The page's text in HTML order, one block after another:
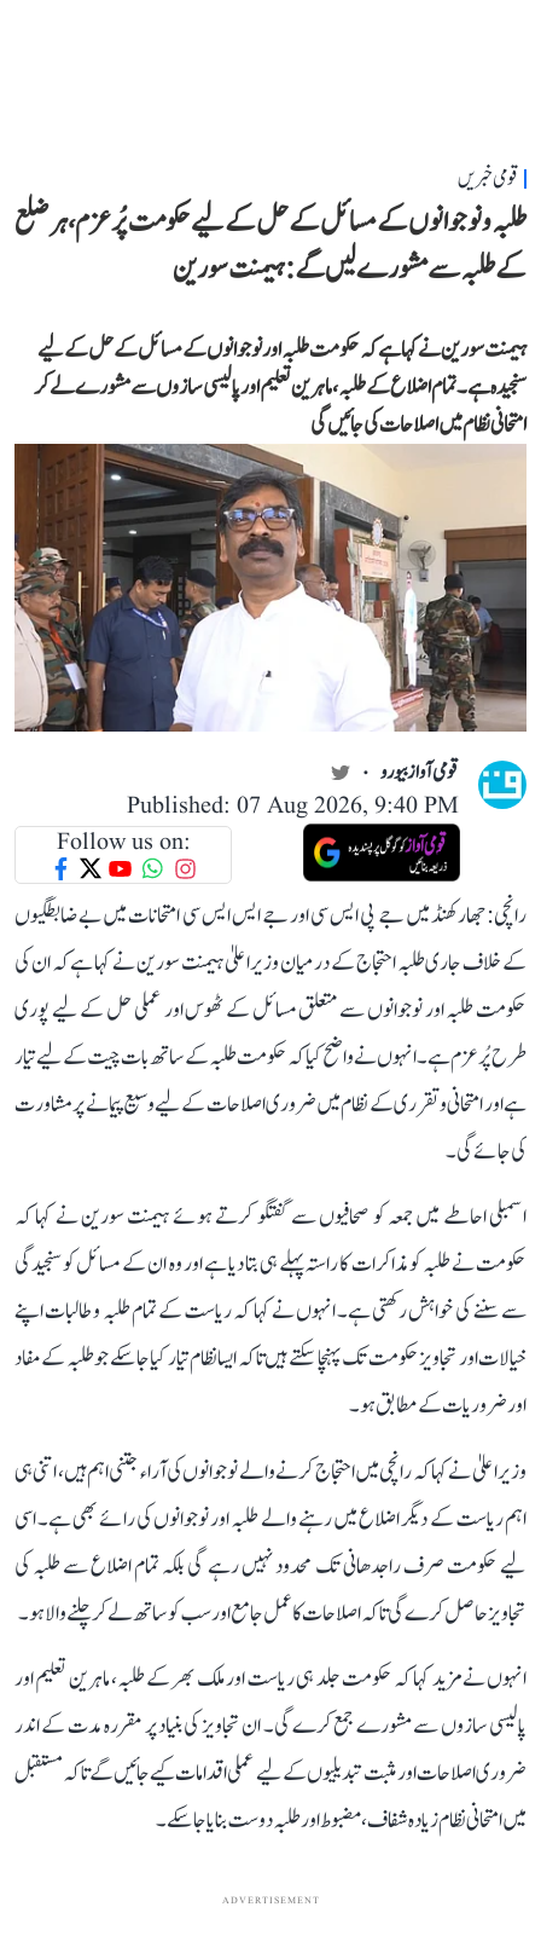
قومی خبریں
طلبہ و نوجوانوں کے مسائل کے حل کے لیے حکومت پُرعزم، ہر ضلع
کے طلبہ سے مشورے لیں گے: ہیمنت سورین
ہیمنت سورین نے کہا ہے کہ حکومت طلبہ اور نوجوانوں کے مسائل کے حل کے لیے
سنجیدہ ہے۔ تمام اضلاع کے طلبہ، ماہرین تعلیم اور پالیسی سازوں سے مشورے لے کر
امتحانی نظام میں اصلاحات کی جائیں گی
قومی آواز بیورو
Published: 07 Aug 2026, 9:40 PM
Follow us on:
رانچی: جھارکھنڈ میں جے پی ایس سی اور جے ایس ایس سی امتحانات میں بے ضابطگیوں
کے خلاف جاری طلبہ احتجاج کے درمیان وزیر اعلیٰ ہیمنت سورین نے کہا ہے کہ ان کی
حکومت طلبہ اور نوجوانوں سے متعلق مسائل کے ٹھوس اور عملی حل کے لیے پوری
طرح پُرعزم ہے۔ انہوں نے واضح کیا کہ حکومت طلبہ کے ساتھ بات چیت کے لیے تیار
ہے اور امتحانی و تقرری کے نظام میں ضروری اصلاحات کے لیے وسیع پیمانے پر مشاورت
کی جائے گی۔
اسمبلی احاطے میں جمعہ کو صحافیوں سے گفتگو کرتے ہوئے ہیمنت سورین نے کہا کہ
حکومت نے طلبہ کو مذاکرات کا راستہ پہلے ہی بتا دیا ہے اور وہ ان کے مسائل کو سنجیدگی
سے سننے کی خواہش رکھتی ہے۔ انہوں نے کہا کہ ریاست کے تمام طلبہ و طالبات اپنے
خیالات اور تجاویز حکومت تک پہنچا سکتے ہیں تاکہ ایسا نظام تیار کیا جا سکے جو طلبہ کے مفاد
اور ضروریات کے مطابق ہو۔
وزیر اعلیٰ نے کہا کہ رانچی میں احتجاج کرنے والے نوجوانوں کی آراء جتنی اہم ہیں، اتنی ہی
اہم ریاست کے دیگر اضلاع میں رہنے والے طلبہ اور نوجوانوں کی رائے بھی ہے۔ اسی
لیے حکومت صرف راجدھانی تک محدود نہیں رہے گی بلکہ تمام اضلاع سے طلبہ کی
تجاویز حاصل کرے گی تاکہ اصلاحات کا عمل جامع اور سب کو ساتھ لے کر چلنے والا ہو۔
انہوں نے مزید کہا کہ حکومت جلد ہی ریاست اور ملک بھر کے طلبہ، ماہرین تعلیم اور
پالیسی سازوں سے مشورے جمع کرے گی۔ ان تجاویز کی بنیاد پر مقررہ مدت کے اندر
ضروری اصلاحات اور مثبت تبدیلیوں کے لیے عملی اقدامات کیے جائیں گے تاکہ مستقبل
میں امتحانی نظام زیادہ شفاف، مضبوط اور طلبہ دوست بنایا جا سکے۔
ADVERTISEMENT